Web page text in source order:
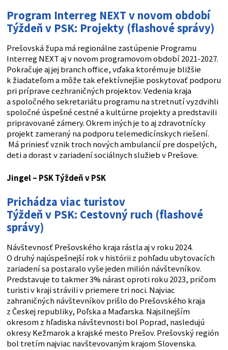
Program Interreg NEXT v novom období
Týždeň v PSK: Projekty (flashové správy)
Prešovská župa má regionálne zastúpenie Programu
Interreg NEXT aj v novom programovom období 2021-2027.
Pokračuje aj jej branch office, vďaka ktorému je bližšie
k žiadateľom a môže tak efektívnejšie poskytovať podporu
pri príprave cezhraničných projektov. Vedenia kraja
a spoločného sekretariátu programu na stretnutí vyzdvihli
spoločné úspešné cestné a kultúrne projekty a predstavili
pripravované zámery. Okrem iných je to aj zdravotnícky
projekt zameraný na podporu telemedicínskych riešení.
Má priniesť vznik troch nových ambulancií pre dospelých,
deti a dorast v zariadení sociálnych služieb v Prešove.
Jingel – PSK Týždeň v PSK
Prichádza viac turistov
Týždeň v PSK: Cestovný ruch (flashové
správy)
Návštevnosť Prešovského kraja rástla aj v roku 2024.
O druhý najúspešnejší rok v histórii z pohľadu ubytovacích
zariadení sa postaralo vyše jeden milión návštevníkov.
Predstavuje to takmer 3% nárast oproti roku 2023, pričom
turisti v kraji strávili v priemere tri noci. Najviac
zahraničných návštevníkov prišlo do Prešovského kraja
z Českej republiky, Poľska a Maďarska. Najsilnejším
okresom z hľadiska návštevnosti bol Poprad, nasledujú
okresy Kežmarok a krajské mesto Prešov. Prešovský región
bol tretím najviac navštevovaným krajom Slovenska.